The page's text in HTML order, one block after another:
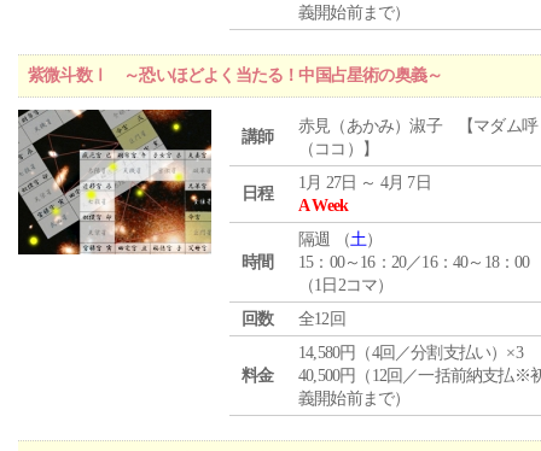
義開始前まで）
紫微斗数Ⅰ ～恐いほどよく当たる！中国占星術の奥義～
講師
赤見（あかみ）淑子 【マダム呼
（ココ）】
日程
1月 27日 ～ 4月 7日
A Week
時間
隔週 （土）
15：00～16：20／16：40～18：00
（1日2コマ）
回数
全12回
料金
14,580円（4回／分割支払い）×3
40,500円（12回／一括前納支払※
義開始前まで）